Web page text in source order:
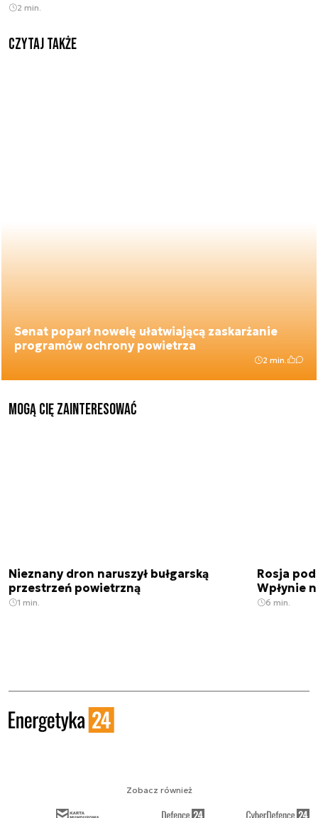
2 min.
Czytaj także
Senat poparł nowelę ułatwiającą zaskarżanie
programów ochrony powietrza
2 min.
Mogą Cię zainteresować
Nieznany dron naruszył bułgarską
przestrzeń powietrzną
1 min.
Rosja
Wpłynie
6 min.
Zobacz również